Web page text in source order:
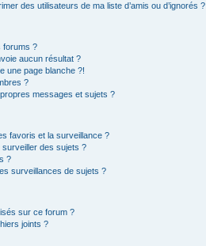
des utilisateurs de ma liste d’amis ou d’ignorés ?
forums ?
aucun résultat ?
une page blanche ?!
?
messages et sujets ?
favoris et la surveillance ?
des sujets ?
?
surveillances de sujets ?
sur ce forum ?
joints ?